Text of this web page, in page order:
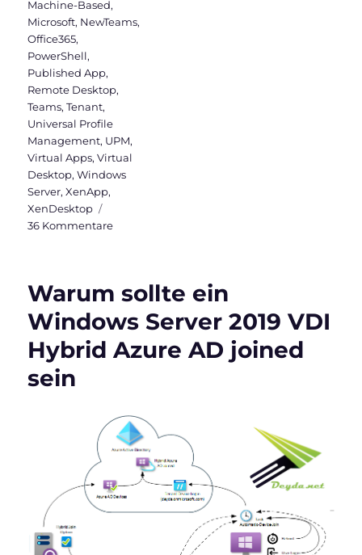
Machine-Based,
Microsoft, NewTeams,
Office365,
PowerShell,
Published App,
Remote Desktop,
Teams,Tenant,
Universal Profile
Management, UPM,
Virtual Apps,Virtual
Desktop,Windows
Server,XenApp,
XenDesktop
36 Kommentarezu
(Version
in
Citrix
installieren
Warum sollte ein
Windows Server 2019 VDI
Hybrid Azure AD joined
sein